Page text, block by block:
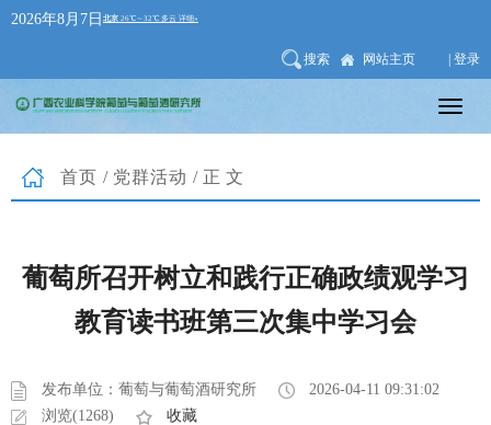
2026年8月7日
搜索 网站主页 | 登录
首页 / 党群活动 /正文
葡萄所召开树立和践行正确政绩观学习
教育读书班第三次集中学习会
发布单位：葡萄与葡萄酒研究所
2026-04-11 09:31:02
浏览(1268)
收藏